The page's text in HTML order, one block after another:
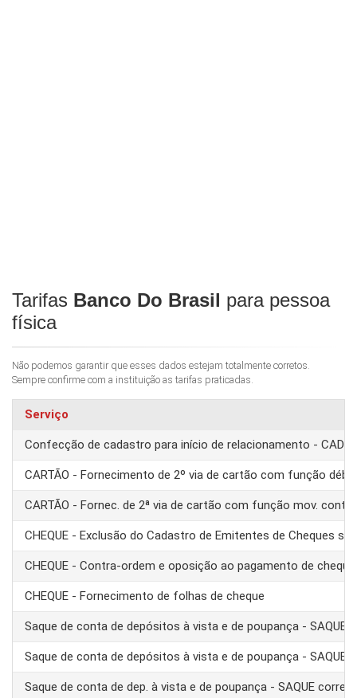
Tarifas Banco Do Brasil para pessoa
física
Não podemos garantir que esses dados estejam totalmente corretos.
Sempre confirme com a instituição as tarifas praticadas.
Serviço
Confecção de cadastro para início de relacionamento -
CARTÃO - Fornecimento de 2º via de cartão com função
CARTÃO - Fornec. de 2ª via de cartão com função mov. conta
CHEQUE - Exclusão do Cadastro de Emitentes de Cheques
CHEQUE - Contra-ordem e oposição ao pagamento de cheque
CHEQUE - Fornecimento de folhas de cheque
Saque de conta de depósitos à vista e de poupança - SAQUE
Saque de conta de depósitos à vista e de poupança - SAQUE
Saque de conta de dep. à vista e de poupança - SAQUE